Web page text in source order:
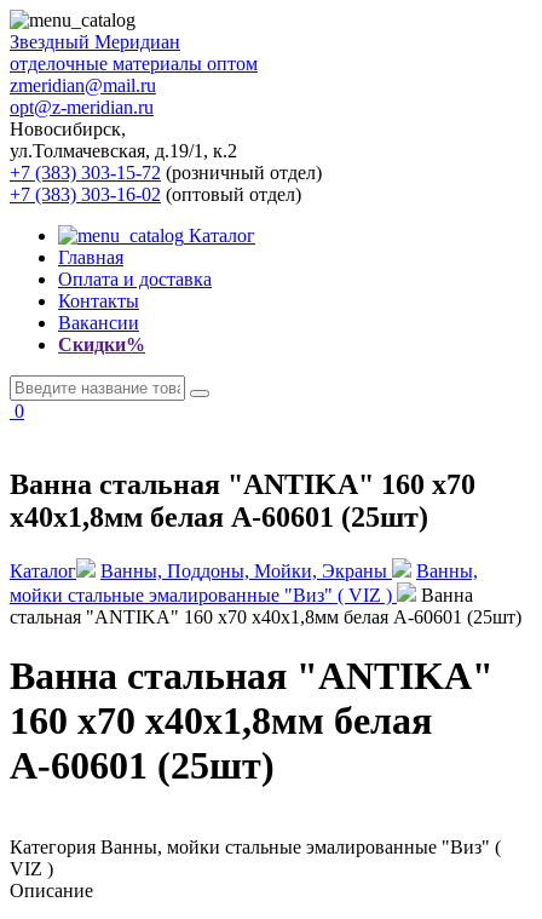
Звездный Меридиан
отделочные материалы оптом
zmeridian@mail.ru
opt@z-meridian.ru
Новосибирск,
ул.Толмачевская, д.19/1, к.2
+7 (383) 303-15-72 (розничный отдел)
+7 (383) 303-16-02 (оптовый отдел)
Каталог
Главная
Оплата и доставка
Контакты
Вакансии
Скидки%
0
Ванна стальная "ANTIKA" 160 x70
х40х1,8мм белая А-60601 (25шт)
Каталог Ванны, Поддоны, Мойки, Экраны
Ванны,
мойки стальные эмалированные "Виз" ( VIZ )
Ванна
стальная "ANTIKA" 160 x70 х40х1,8мм белая А-60601 (25шт)
Ванна стальная "ANTIKA"
160 x70 х40х1,8мм белая
А-60601 (25шт)
Категория Ванны, мойки стальные эмалированные "Виз" (
VIZ )
Описание